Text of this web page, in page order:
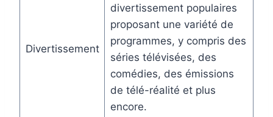
Divertissement
divertissement populaires
proposant une variété de
programmes, y compris des
séries télévisées, des
comédies, des émissions
de télé-réalité et plus
encore.